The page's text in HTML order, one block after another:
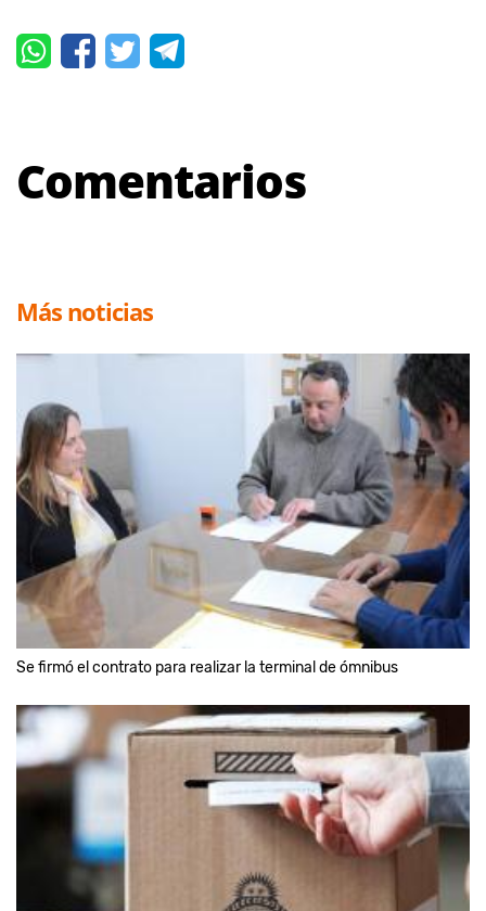
Comentarios
Más noticias
Se firmó el contrato para realizar la terminal de ómnibus